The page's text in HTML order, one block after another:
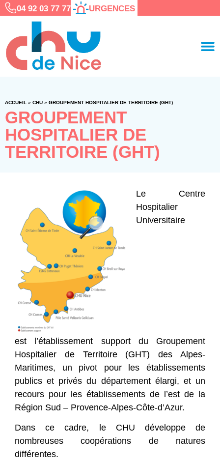
04 92 03 77 77 URGENCES
ACCUEIL » CHU » GROUPEMENT HOSPITALIER DE TERRITOIRE (GHT)
GROUPEMENT
HOSPITALIER DE
TERRITOIRE (GHT)
Le Centre
Hospitalier
Universitaire
est l’établissement support du Groupement
Hospitalier de Territoire (GHT) des Alpes-
Maritimes, un pivot pour les établissements
publics et privés du département élargi, et un
recours pour les établissements de l’est de la
Région Sud – Provence-Alpes-Côte-d’Azur.
Dans ce cadre, le CHU développe de
nombreuses coopérations de natures
différentes.